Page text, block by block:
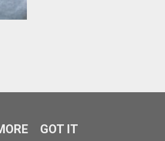
GOT IT